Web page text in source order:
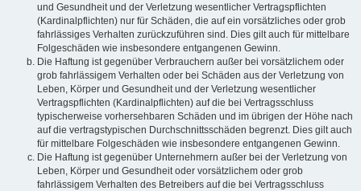
und Gesundheit und der Verletzung wesentlicher Vertragspflichten
(Kardinalpflichten) nur für Schäden, die auf ein vorsätzliches oder grob
fahrlässiges Verhalten zurückzuführen sind. Dies gilt auch für mittelbare
Folgeschäden wie insbesondere entgangenen Gewinn.
Die Haftung ist gegenüber Verbrauchern außer bei vorsätzlichem oder
grob fahrlässigem Verhalten oder bei Schäden aus der Verletzung von
Leben, Körper und Gesundheit und der Verletzung wesentlicher
Vertragspflichten (Kardinalpflichten) auf die bei Vertragsschluss
typischerweise vorhersehbaren Schäden und im übrigen der Höhe nach
auf die vertragstypischen Durchschnittsschäden begrenzt. Dies gilt auch
für mittelbare Folgeschäden wie insbesondere entgangenen Gewinn.
Die Haftung ist gegenüber Unternehmern außer bei der Verletzung von
Leben, Körper und Gesundheit oder vorsätzlichem oder grob
fahrlässigem Verhalten des Betreibers auf die bei Vertragsschluss